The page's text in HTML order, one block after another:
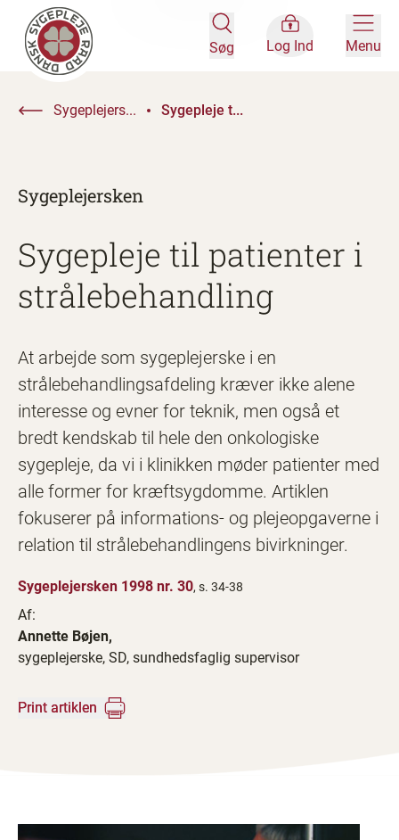
Søg Log Ind Menu
Sygeplejers... Sygepleje t...
Sygeplejersken
Sygepleje til patienter i
strålebehandling
At arbejde som sygeplejerske i en
strålebehandlingsafdeling kræver ikke alene
interesse og evner for teknik, men også et
bredt kendskab til hele den onkologiske
sygepleje, da vi i klinikken møder patienter med
alle former for kræftsygdomme. Artiklen
fokuserer på informations- og plejeopgaverne i
relation til strålebehandlingens bivirkninger.
Sygeplejersken 1998 nr. 30, s. 34-38
Af:
Annette Bøjen,
sygeplejerske, SD, sundhedsfaglig supervisor
Print artiklen